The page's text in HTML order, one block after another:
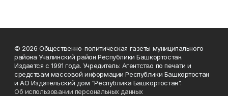
© 2026 Общественно-политическая газеты муниципального
района Учалинский район Республики Башкортостан.
Издается с 1991 года. Учредитель: Агентство по печати и
средствам массовой информации Республики Башкортостан
и АО Издательский дом "Республика Башкортостан".
Об использовании персональных данных